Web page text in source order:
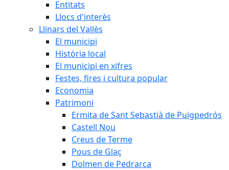
Entitats
Llocs d'interès
Llinars del Vallès
El municipi
Història local
El municipi en xifres
Festes, fires i cultura popular
Economia
Patrimoni
Ermita de Sant Sebastià de Puigpedrós
Castell Nou
Creus de Terme
Pous de Glaç
Dolmen de Pedrarca